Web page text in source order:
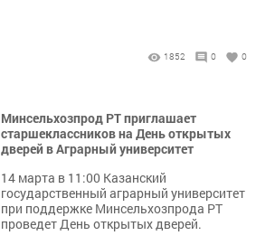
1852 0 0
Минсельхозпрод РТ приглашает
старшеклассников на День открытых
дверей в Аграрный университет
14 марта в 11:00 Казанский
государственный аграрный университет
при поддержке Минсельхозпрода РТ
проведет День открытых дверей.